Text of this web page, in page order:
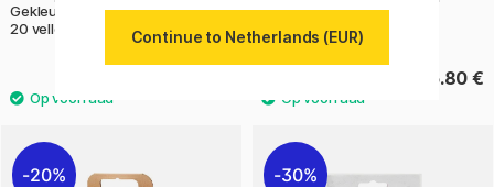
Gekleurd Papier Geel A4 180g
20 vellen
Pure Gypsum emmer 1kg
5.80 €
20% 30%
Continue to Netherlands (EUR)